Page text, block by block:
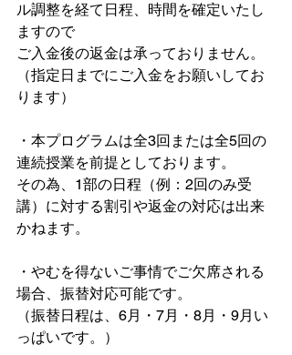
ル調整を経て日程、時間を確定いたし
ますので
ご入金後の返金は承っておりません。
（指定日までにご入金をお願いしてお
ります）
・本プログラムは全3回または全5回の
連続授業を前提としております。
その為、1部の日程（例：2回のみ受
講）に対する割引や返金の対応は出来
かねます。
・やむを得ないご事情でご欠席される
場合、振替対応可能です。
（振替日程は、6月・7月・8月・9月い
っぱいです。）